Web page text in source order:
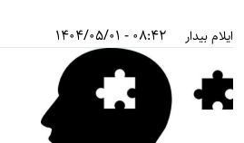
ایلام بیدار 08:42 - 1404/05/01